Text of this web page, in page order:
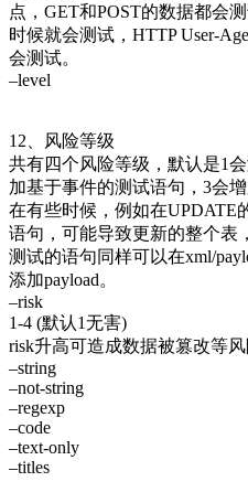
点，GET和POST的数据都会
时候就会测试，HTTP User-
会测试。
–level
12、风险等级
共有四个风险等级，默认是1
加基于事件的测试语句，3会
在有些时候，例如在UPDATE
语句，可能导致更新的整个表
测试的语句同样可以在xml/
添加payload。
–risk
1-4 (默认1无害)
risk升高可造成数据被篡改等风
–string
–not-string
–regexp
–code
–text-only
–titles